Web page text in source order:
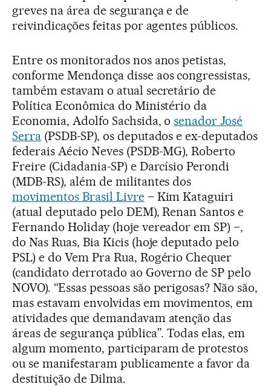
greves na área de segurança e de
reivindicações feitas por agentes públicos.
Entre os monitorados nos anos petistas,
conforme Mendonça disse aos congressistas,
também estavam o atual secretário de
Política Econômica do Ministério da
Economia, Adolfo Sachsida, osenador José
Serra(PSDB-SP), os deputados e ex-deputados
federais Aécio Neves (PSDB-MG), Roberto
Freire (Cidadania-SP) e Darcísio Perondi
(MDB-RS), além de militantes dos
movimentos Brasil Livre– Kim Kataguiri
(atual deputado pelo DEM), Renan Santos e
Fernando Holiday (hoje vereador em SP) –,
do Nas Ruas, Bia Kicis (hoje deputado pelo
PSL) e do Vem Pra Rua, Rogério Chequer
(candidato derrotado ao Governo de SP pelo
NOVO). “Essas pessoas são perigosas? Não são,
mas estavam envolvidas em movimentos, em
atividades que demandavam atenção das
áreas de segurança pública”. Todas elas, em
algum momento, participaram de protestos
ou se manifestaram publicamente a favor da
destituição de Dilma.